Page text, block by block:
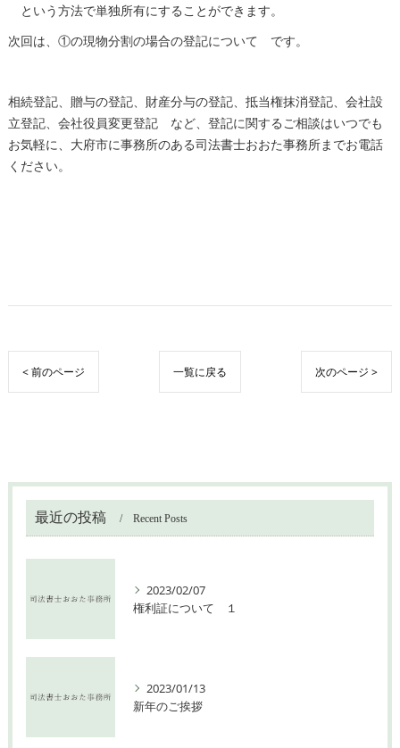
という方法で単独所有にすることができます。
次回は、①の現物分割の場合の登記について です。
相続登記、贈与の登記、財産分与の登記、抵当権抹消登記、会社設
立登記、会社役員変更登記 など、登記に関するご相談はいつでも
お気軽に、大府市に事務所のある司法書士おおた事務所までお電話
ください。
< 前のページ 一覧に戻る 次のページ >
最近の投稿 Recent Posts
2023/02/07
権利証について １
2023/01/13
新年のご挨拶